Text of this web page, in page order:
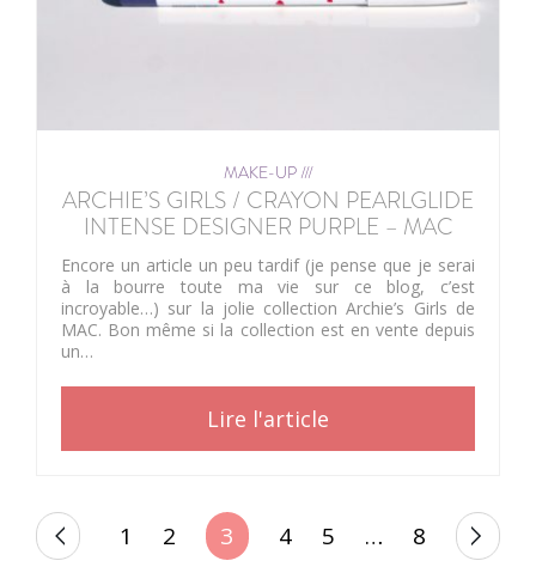
MAKE-UP ///
ARCHIE’S GIRLS / CRAYON PEARLGLIDE
INTENSE DESIGNER PURPLE – MAC
Encore un article un peu tardif (je pense que je serai
à la bourre toute ma vie sur ce blog, c’est
incroyable…) sur la jolie collection Archie’s Girls de
MAC. Bon même si la collection est en vente depuis
un…
Lire l'article
POSTS
1 2 3 4 5 … 8